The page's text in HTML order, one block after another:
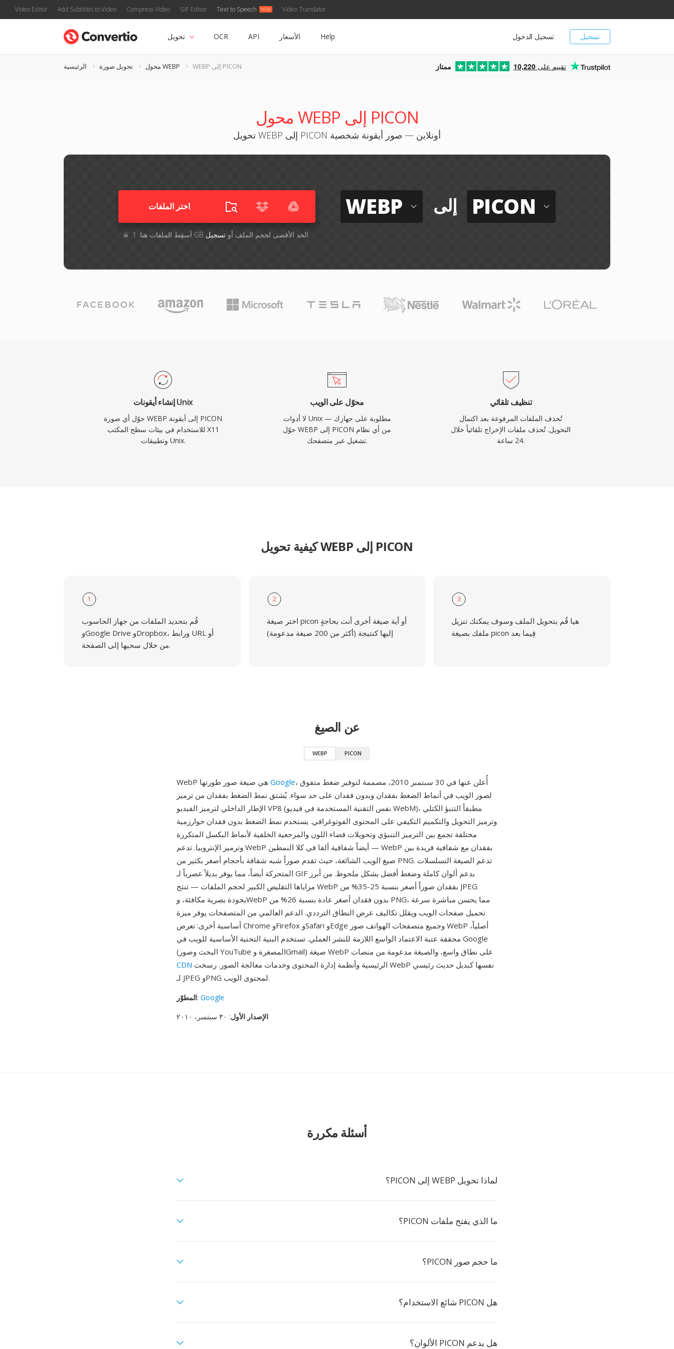
Video Editor Add Subtitles to Video Compress Video GIF Editor Text to Speech Video Translator
تسجيل تسجيل الدخول تحويل OCR API الأسعار Help
الرئيسية تحويل صورة محول WEBP WEBP إلى PICON ممتاز 10,220 تقييم على
محول WEBP إلى PICON
تحويل WEBP إلى PICON أونلاين — صور أيقونة شخصية
اختر الملفات
أسقِط الملفات هنا. 1 GB الحد الأقصى لحجم الملف أوتسجيل
WEBP إلى PICON
إنشاء أيقونات Unix
حوّل أي صورة WEBP إلى أيقونة PICON
للاستخدام في بيئات سطح المكتب X11
وتطبيقات Unix.
محوّل على الويب
لا أدوات Unix مطلوبة على جهازك —
حوّل WEBP إلى PICON من أي نظام
تشغيل عبر متصفحك.
تنظيف تلقائي
تُحذف الملفات المرفوعة بعد اكتمال
التحويل. تُحذف ملفات الإخراج تلقائياً خلال
24 ساعة.
كيفية تحويل WEBP إلى PICON
1
قُم بتحديد الملفات من جهاز الحاسوب
وGoogle Drive وDropbox، ورابط URL أو
من خلال سحبها إلى الصفحة.
2
اختر صيغة picon أو أية صيغة أخرى أنت بحاجةٍ
إليها كنتيجة (أكثر من 200 صيغة مدعومة)
3
هيا قُم بتحويل الملف وسوف يمكنك تنزيل
ملفك بصيغة picon فِيما بعد
عن الصيغ
WEBP PICON
Google، أُعلن عنها في 30 سبتمبر 2010، مصممة لتوفير ضغط متفوق
لصور الويب في أنماط الضغط بفقدان وبدون فقدان على حد سواء. يُشتق نمط الضغط بفقدان من ترميز
الإطار الداخلي لترميز الفيديو VP8 (نفس التقنية المستخدمة في فيديو WebM)، مطبقاً التنبؤ الكتلي
وترميز التحويل والتكميم التكيفي على المحتوى الفوتوغرافي. يستخدم نمط الضغط بدون فقدان خوارزمية
مختلفة تجمع بين الترميز التنبؤي وتحويلات فضاء اللون والمرجعية الخلفية لأنماط البكسل المتكررة
وترميز الإنتروبيا. تدعم WebP أيضاً شفافية ألفا في كلا النمطين — WebP بفقدان مع شفافية فريدة بين
صيغ الويب الشائعة، حيث تقدم صوراً شبه شفافة بأحجام أصغر بكثير من PNG. تدعم الصيغة التسلسلات
المتحركة أيضاً، مما يوفر بديلاً عصرياً لـ GIF بدعم ألوان كاملة وضغط أفضل بشكل ملحوظ. من أبرز
مزاياها التقليص الكبير لحجم الملفات — تنتج WebP بفقدان صوراً أصغر بنسبة 25-35% من JPEG
بجودة بصرية مكافئة، وWebP بدون فقدان أصغر عادة بنسبة 26% من PNG، مما يحسن مباشرة سرعة
تحميل صفحات الويب ويقلل تكاليف عرض النطاق الترددي. الدعم العالمي من المتصفحات يوفر ميزة
أساسية أخرى: تعرض Chrome وFirefox وSafari وEdge وجميع متصفحات الهواتف صور WebP أصلياً،
محققة عتبة الاعتماد الواسع اللازمة للنشر العملي. تستخدم البنية التحتية الأساسية للويب في Google
(البحث وصور YouTube المصغرة وGmail) صيغة WebP على نطاق واسع، والصيغة مدعومة من منصات
CDN
لـ JPEG وPNG لمحتوى الويب.
المطوّر: Google
الإصدار الأول: ٣٠ سبتمبر، ٢٠١٠
أسئلة مكررة
لماذا تحويل WEBP إلى PICON؟
ما الذي يفتح ملفات PICON؟
ما حجم صور PICON؟
هل PICON شائع الاستخدام؟
هل يدعم PICON الألوان؟